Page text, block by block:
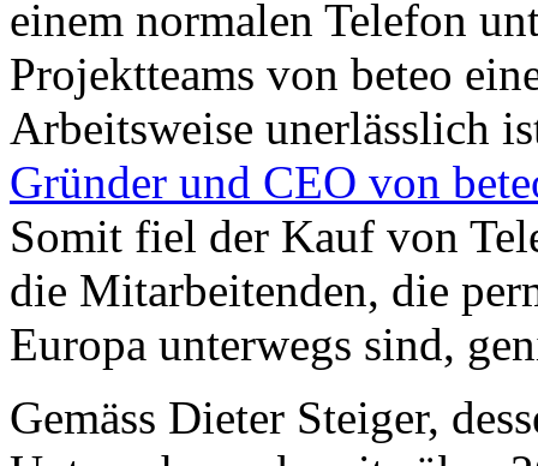
einem normalen Telefon
Projektteams von beteo
Arbeitsweise unerlässlich
Gründer und CEO von
Somit fiel der Kauf von
die Mitarbeitenden, die
Europa unterwegs sind,
Gemäss Dieter Steiger,